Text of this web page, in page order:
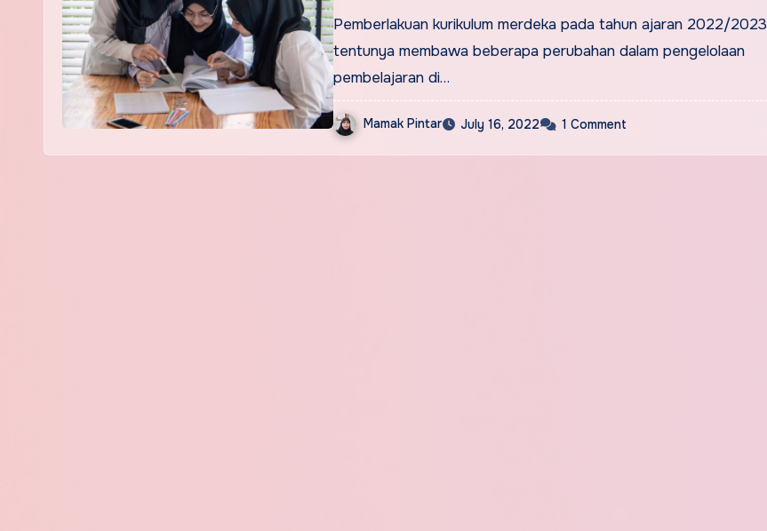
Pemberlakuan kurikulum merdeka pada tahun ajaran 2022/2023
tentunya membawa beberapa perubahan dalam pengelolaan
pembelajaran di…
Mamak Pintar July 16, 2022 1 Comment